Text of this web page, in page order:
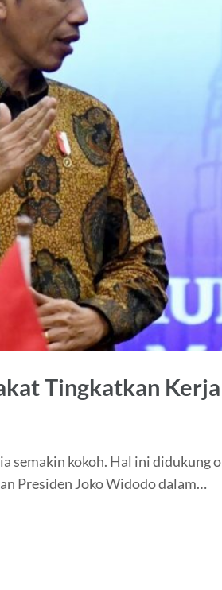
Tingkatkan
semakin kokoh. Hal ini
Presiden Joko Widodo dalam…